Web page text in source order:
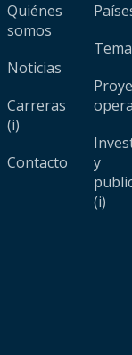
Quiénes
somos
Noticias
Carreras
(i)
Contacto
y
(i)